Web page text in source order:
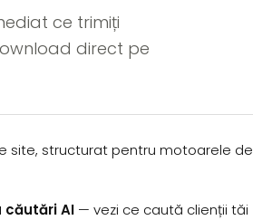
ce trimiți
direct pe
site, structurat pentru motoarele de
căutări AI — vezi ce caută clienții tăi